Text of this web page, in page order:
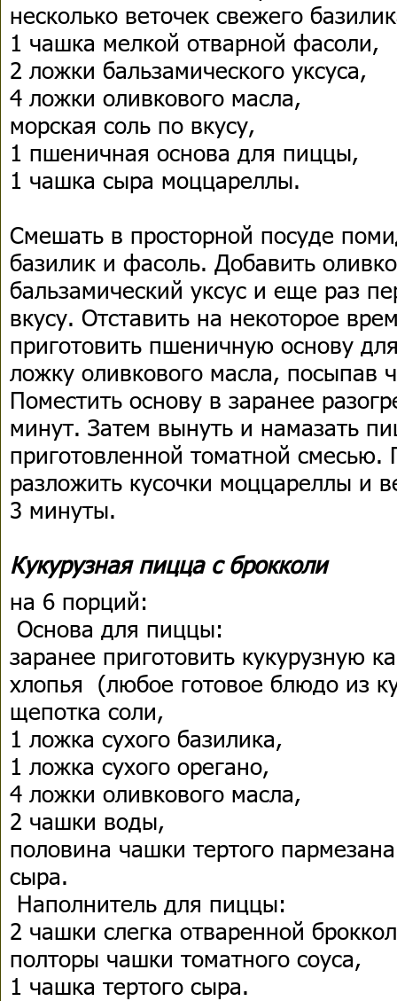
несколько веточек свежего
1 чашка мелкой отварной фасоли,
2 ложки бальзамического уксуса,
4 ложки оливкового масла,
морская соль по вкусу,
1 пшеничная основа для пиццы,
1 чашка сыра моццареллы.
Смешать в просторной посуде
базилик и фасоль. Добавить
бальзамический уксус и еще раз
вкусу. Отставить на некоторое
приготовить пшеничную основу
ложку оливкового масла, посыпав
Поместить основу в заранее
минут. Затем вынуть и намазать
приготовленной томатной
разложить кусочки моццареллы и
3 минуты.
Кукурузная пицца с брокколи
на 6 порций:
Основа для пиццы:
заранее приготовить кукурузную
хлопья (любое готовое блюдо из
щепотка соли,
1 ложка сухого базилика,
1 ложка сухого орегано,
4 ложки оливкового масла,
2 чашки воды,
половина чашки тертого
сыра.
Наполнитель для пиццы:
2 чашки слегка отваренной
полторы чашки томатного соуса,
1 чашка тертого сыра.